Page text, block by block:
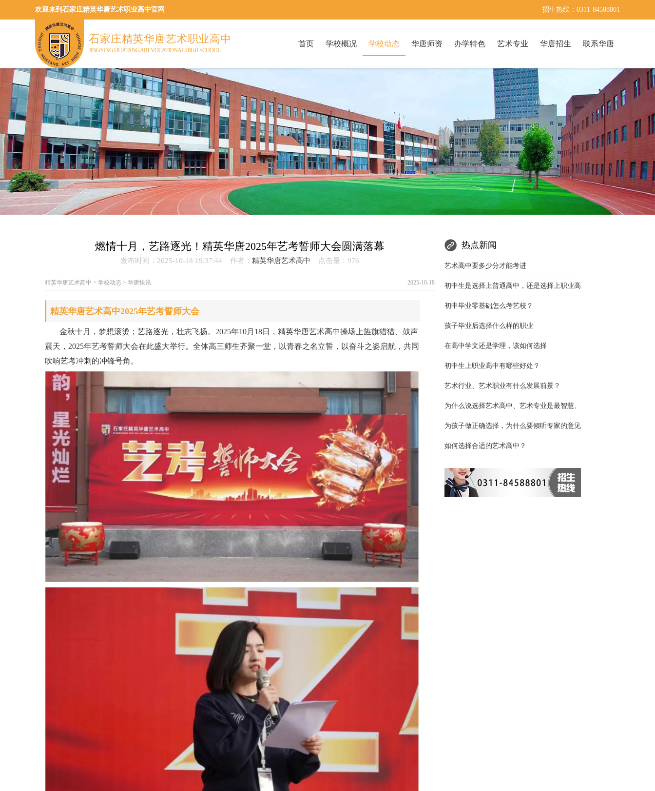
欢迎来到石家庄精英华唐艺术职业高中官网 招生热线：0311-84588801
石家庄精英华唐艺术职业高中
JINGYING HUATANG ART VOCATIONAL HIGH SCHOOL
首页 学校概况 学校动态 华唐师资 办学特色 艺术专业 华唐招生 联系华唐
燃情十月，艺路逐光！精英华唐2025年艺考誓师大会圆满落幕
发布时间：2025-10-18 19:37:44 作者： 精英华唐艺术高中 点击量： 976
2025-10-18
精英华唐艺术高中 > 学校动态 > 华唐快讯
精英华唐艺术高中2025年艺考誓师大会
金秋十月，梦想滚烫；艺路逐光，壮志飞扬。2025年10月18日，精英华唐艺术高中操场上旌旗猎猎、鼓声
震天，2025年艺考誓师大会在此盛大举行。全体高三师生齐聚一堂，以青春之名立誓，以奋斗之姿启航，共同
吹响艺考冲刺的冲锋号角。
热点新闻
艺术高中要多少分才能考进
初中生是选择上普通高中，还是选择上职业高
初中毕业零基础怎么考艺校？
孩子毕业后选择什么样的职业
在高中学文还是学理，该如何选择
初中生上职业高中有哪些好处？
艺术行业、艺术职业有什么发展前景？
为什么说选择艺术高中、艺术专业是最智慧、
为孩子做正确选择，为什么要倾听专家的意见
如何选择合适的艺术高中？